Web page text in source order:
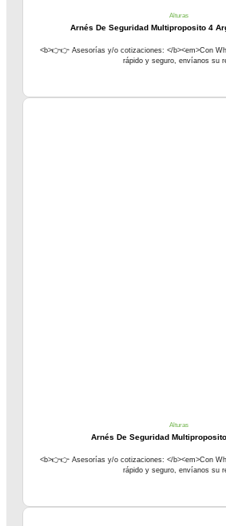
Alturas
Arnés De Seguridad Multiproposito 4
<b>👉👉 Asesorías y/o cotizaciones: </b><em>Con
rápido y seguro, envíanos su
Alturas
Arnés De Seguridad
<b>👉👉 Asesorías y/o cotizaciones: </b><em>Con
rápido y seguro, envíanos su